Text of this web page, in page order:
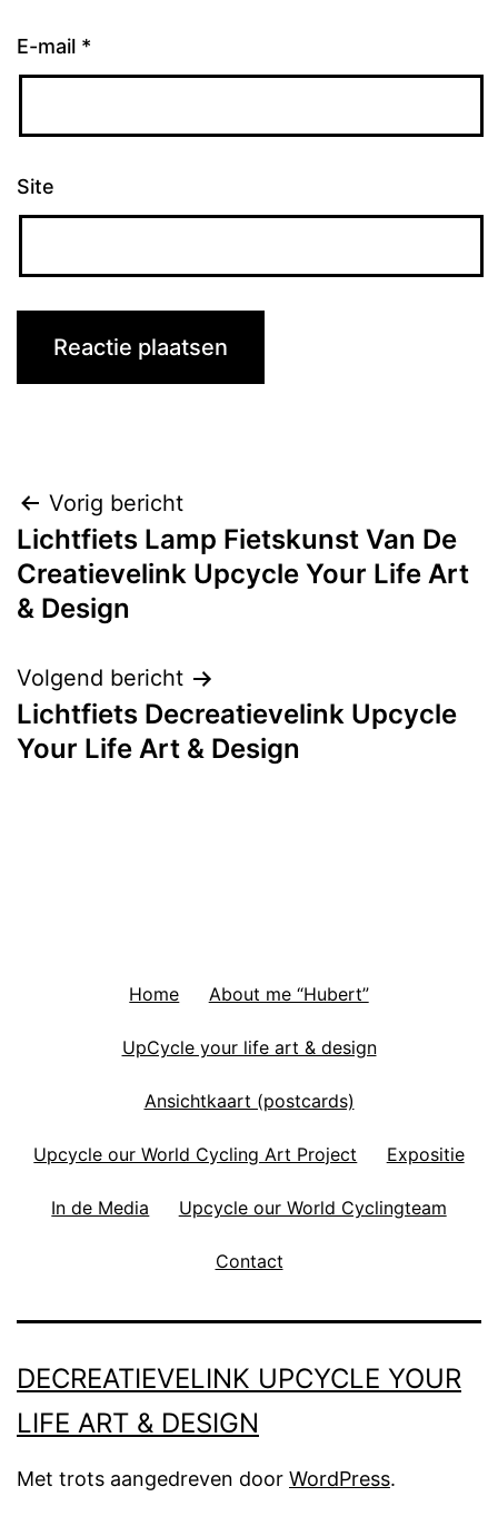
E-mail *
Site
Bericht
navigatie
Vorig bericht
Lichtfiets Lamp Fietskunst Van De
Creatievelink Upcycle Your Life Art
& Design
Volgend bericht
Lichtfiets Decreatievelink Upcycle
Your Life Art & Design
Home About me “Hubert”
UpCycle your life art & design
Ansichtkaart (postcards)
Upcycle our World Cycling Art Project Expositie
In de Media Upcycle our World Cyclingteam
Contact
DECREATIEVELINK UPCYCLE YOUR
LIFE ART & DESIGN
Met trots aangedreven door WordPress.